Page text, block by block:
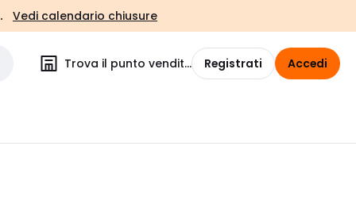
Vedi calendario chiusure
Trova il punto vendita Registrati Accedi